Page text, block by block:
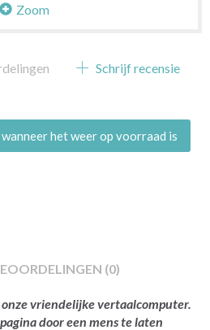
Zoom
Schrijf recensie
het weer op voorraad is
(0)
vriendelijke vertaalcomputer.
door een mens te laten